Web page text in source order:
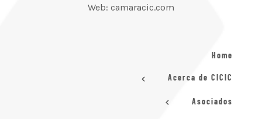
Web: camaracic.com
Home
Acerca de CICIC
Asociados